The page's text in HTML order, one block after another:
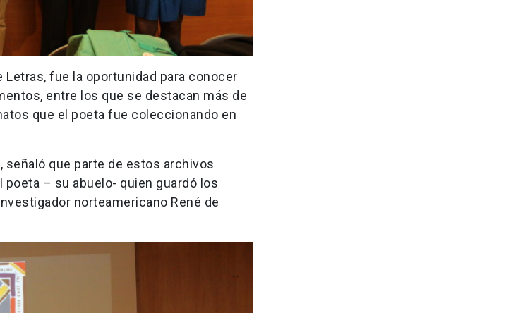
fue la oportunidad para conocer
entre los que se destacan más de
que el poeta fue coleccionando en
señaló que parte de estos archivos
– su abuelo- quien guardó los
norteamericano René de